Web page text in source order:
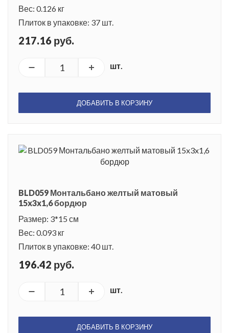
Вес: 0.126 кг
Плиток в упаковке: 37 шт.
217.16 руб.
шт.
ДОБАВИТЬ В КОРЗИНУ
BLD059 Монтальбано желтый матовый
15x3x1,6 бордюр
Размер: 3*15 см
Вес: 0.093 кг
Плиток в упаковке: 40 шт.
196.42 руб.
шт.
ДОБАВИТЬ В КОРЗИНУ